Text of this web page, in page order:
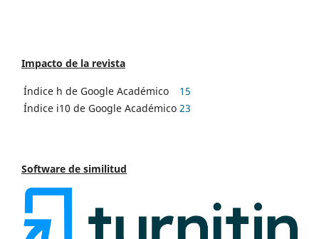
Impacto de la revista
Índice h de Google Académico
15
Índice i10 de Google Académico 23
Software de similitud